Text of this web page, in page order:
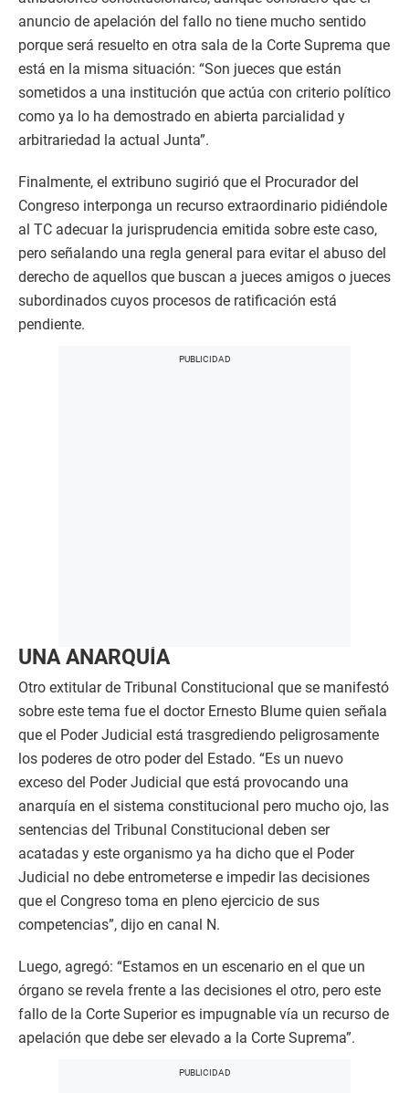
anuncio de apelación del fallo no tiene mucho sentido
porque será resuelto en otra sala de la Corte Suprema que
está en la misma situación: “Son jueces que están
sometidos a una institución que actúa con criterio político
como ya lo ha demostrado en abierta parcialidad y
arbitrariedad la actual Junta”.
Finalmente, el extribuno sugirió que el Procurador del
Congreso interponga un recurso extraordinario pidiéndole
al TC adecuar la jurisprudencia emitida sobre este caso,
pero señalando una regla general para evitar el abuso del
derecho de aquellos que buscan a jueces amigos o jueces
subordinados cuyos procesos de ratificación está
pendiente.
UNA ANARQUÍA
Otro extitular de Tribunal Constitucional que se manifestó
sobre este tema fue el doctor Ernesto Blume quien señala
que el Poder Judicial está trasgrediendo peligrosamente
los poderes de otro poder del Estado. “Es un nuevo
exceso del Poder Judicial que está provocando una
anarquía en el sistema constitucional pero mucho ojo, las
sentencias del Tribunal Constitucional deben ser
acatadas y este organismo ya ha dicho que el Poder
Judicial no debe entrometerse e impedir las decisiones
que el Congreso toma en pleno ejercicio de sus
competencias”, dijo en canal N.
Luego, agregó: “Estamos en un escenario en el que un
órgano se revela frente a las decisiones el otro, pero este
fallo de la Corte Superior es impugnable vía un recurso de
apelación que debe ser elevado a la Corte Suprema”.